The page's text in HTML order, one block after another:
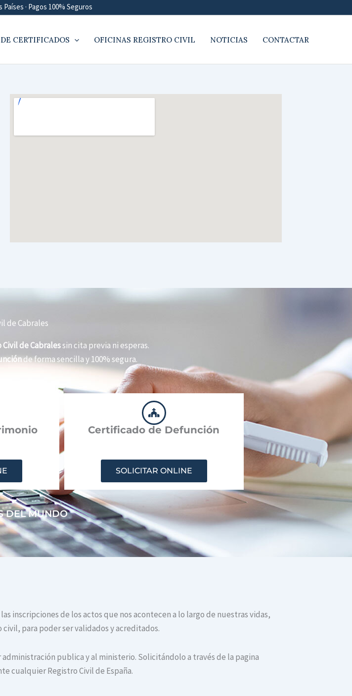
· Pagos 100% Seguros
CERTIFICADOS OFICINAS REGISTRO CIVIL NOTICIAS CONTACTAR
de Cabrales
de Cabralessin cita previa ni esperas.
de forma sencilla y 100% segura.
Certificado de Defunción
SOLICITAR ONLINE
DEL MUNDO
inscripciones de los actos que nos acontecen a lo largo de nuestras vidas,
para poder ser validados y acreditados.
publica y al ministerio. Solicitándolo a través de la pagina
cualquier Registro Civil de España.